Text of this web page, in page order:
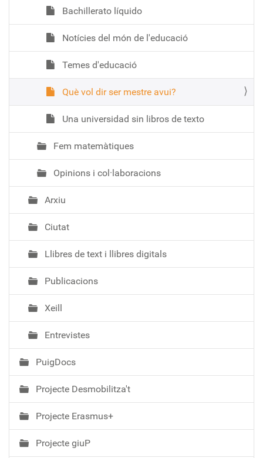
Bachillerato líquido
Notícies del món de l'educació
Temes d'educació
Què vol dir ser mestre avui?
Una universidad sin libros de texto
Fem matemàtiques
Opinions i col·laboracions
Arxiu
Ciutat
Llibres de text i llibres digitals
Publicacions
Xeill
Entrevistes
PuigDocs
Projecte Desmobilitza't
Projecte Erasmus+
Projecte giuP